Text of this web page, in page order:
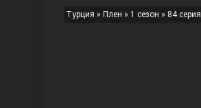
Турция » Плен » 1 сезон » 84 серия